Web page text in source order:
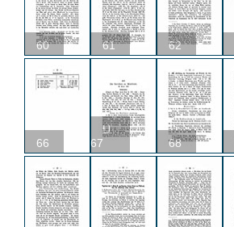
60 61 62
66
U
67
68